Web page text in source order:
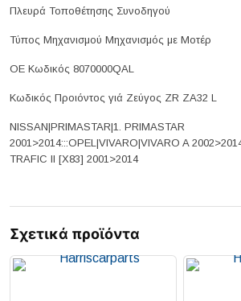
Πλευρά Τοποθέτησης Συνοδηγού
Τύπος Μηχανισμού Μηχανισμός με Μοτέρ
ΟΕ Κωδικός 8070000QAL
Κωδικός Προιόντος γιά Ζεύγος ZR ZA32 L
NISSAN|PRIMASTAR|1. PRIMASTAR
2001>2014:::OPEL|VIVARO|VIVARO A
TRAFIC II [X83] 2001>2014
Σχετικά προϊόντα